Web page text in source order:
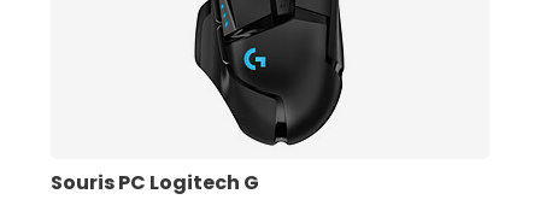
Souris PC Logitech G